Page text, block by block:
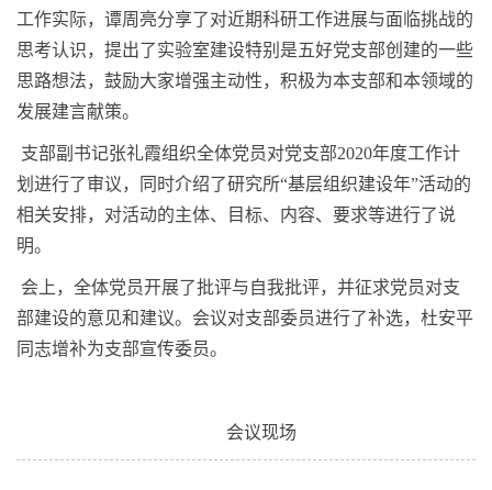
工作实际，谭周亮分享了对近期科研工作进展与面临挑战的
思考认识，提出了实验室建设特别是五好党支部创建的一些
思路想法，鼓励大家增强主动性，积极为本支部和本领域的
发展建言献策。
支部副书记张礼霞组织全体党员对党支部2020年度工作计
划进行了审议，同时介绍了研究所“基层组织建设年”活动的
相关安排，对活动的主体、目标、内容、要求等进行了说
明。
会上，全体党员开展了批评与自我批评，并征求党员对支
部建设的意见和建议。会议对支部委员进行了补选，杜安平
同志增补为支部宣传委员。
会议现场